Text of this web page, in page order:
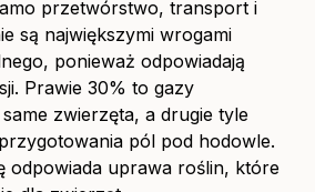
przetwórstwo, transport i
są największymi wrogami
ponieważ odpowiadają
Prawie 30% to gazy
zwierzęta, a drugie tyle
pól pod hodowle.
odpowiada uprawa roślin, które